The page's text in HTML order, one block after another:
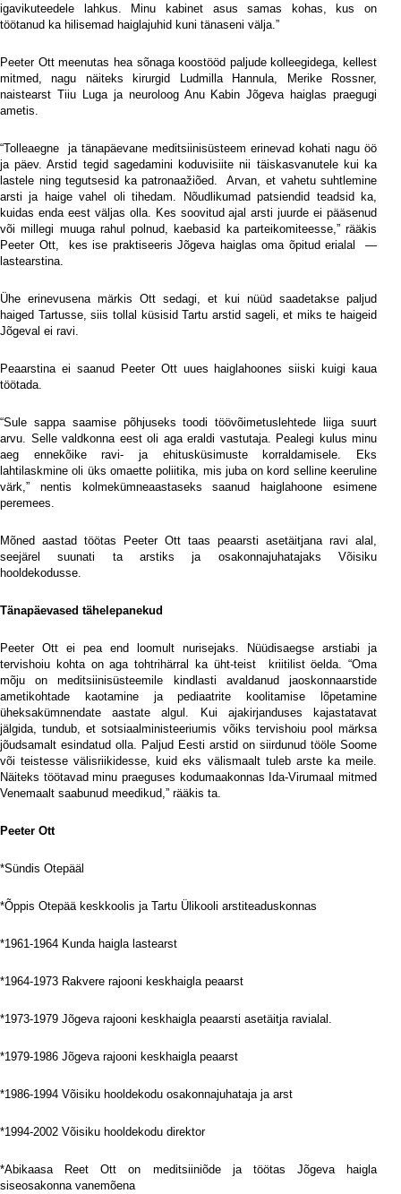
igavikuteedele lahkus. Minu kabinet asus samas kohas, kus on
töötanud ka hilisemad haiglajuhid kuni tänaseni välja.”
Peeter Ott meenutas hea sõnaga koostööd paljude kolleegidega, kellest
mitmed, nagu näiteks kirurgid Ludmilla Hannula, Merike Rossner,
naistearst Tiiu Luga ja neuroloog Anu Kabin Jõgeva haiglas praegugi
ametis.
“Tolleaegne
ja tänapäevane meditsiinisüsteem erinevad kohati nagu öö
ja päev. Arstid tegid sagedamini koduvisiite nii täiskasvanutele kui ka
lastele ning tegutsesid ka patronaažiõed.
Arvan, et vahetu suhtlemine
arsti ja haige vahel oli tihedam. Nõudlikumad patsiendid teadsid ka,
kuidas enda eest väljas olla. Kes soovitud ajal arsti juurde ei pääsenud
või millegi muuga rahul polnud, kaebasid ka parteikomiteesse,” rääkis
Peeter Ott,
kes ise praktiseeris Jõgeva haiglas oma õpitud erialal
—
lastearstina.
Ühe erinevusena märkis Ott sedagi, et kui nüüd saadetakse paljud
haiged Tartusse, siis tollal küsisid Tartu arstid sageli, et miks te haigeid
Jõgeval ei ravi.
Peaarstina ei saanud Peeter Ott uues haiglahoones siiski kuigi kaua
töötada.
“Sule sappa saamise põhjuseks toodi töövõimetuslehtede liiga suurt
arvu. Selle valdkonna eest oli aga eraldi vastutaja. Pealegi kulus minu
aeg ennekõike ravi- ja ehitusküsimuste korraldamisele. Eks
lahtilaskmine oli üks omaette poliitika, mis juba on kord selline keeruline
värk,” nentis kolmekümneaastaseks saanud haiglahoone esimene
peremees.
Mõned aastad töötas Peeter Ott taas peaarsti asetäitjana ravi alal,
seejärel suunati ta arstiks ja osakonnajuhatajaks Võisiku
hooldekodusse.
Tänapäevased tähelepanekud
Peeter Ott ei pea end loomult nurisejaks. Nüüdisaegse arstiabi ja
tervishoiu kohta on aga tohtrihärral ka üht-teist
kriitilist öelda. “Oma
mõju on meditsiinisüsteemile kindlasti avaldanud jaoskonnaarstide
ametikohtade kaotamine ja pediaatrite koolitamise lõpetamine
üheksakümnendate aastate algul. Kui ajakirjanduses kajastatavat
jälgida, tundub, et sotsiaalministeeriumis võiks tervishoiu pool märksa
jõudsamalt esindatud olla. Paljud Eesti arstid on siirdunud tööle Soome
või teistesse välisriikidesse, kuid eks välismaalt tuleb arste ka meile.
Näiteks töötavad minu praeguses kodumaakonnas Ida-Virumaal mitmed
Venemaalt saabunud meedikud,” rääkis ta.
Peeter Ott
*Sündis Otepääl
*Õppis Otepää keskkoolis ja Tartu Ülikooli arstiteaduskonnas
*1961-1964 Kunda haigla lastearst
*1964-1973 Rakvere rajooni keskhaigla peaarst
*1973-1979 Jõgeva rajooni keskhaigla peaarsti asetäitja ravialal.
*1979-1986 Jõgeva rajooni keskhaigla peaarst
*1986-1994 Võisiku hooldekodu osakonnajuhataja ja arst
*1994-2002 Võisiku hooldekodu direktor
*Abikaasa Reet Ott on meditsiiniõde ja töötas Jõgeva haigla
siseosakonna vanemõena